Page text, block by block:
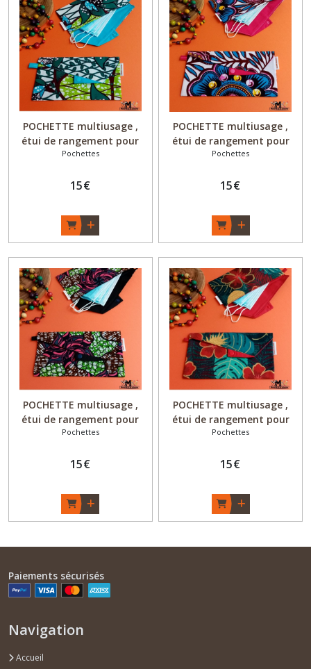
POCHETTE multiusage ,
étui de rangement pour
masques - Coton, Wax -
Pochettes
15€
POCHETTE multiusage ,
étui de rangement pour
masques - Coton, Wax -
Pochettes
15€
POCHETTE multiusage ,
étui de rangement pour
masques - Coton, Wax -
Pochettes
15€
POCHETTE multiusage ,
étui de rangement pour
masques - Coton - "Hawaï"-
Pochettes
15€
Porte-
monnaies
(11)
Pochettes
(4)
?
Coffret
cadeau
(4)
Afficher
résultats
Paiements sécurisés
Navigation
Accueil